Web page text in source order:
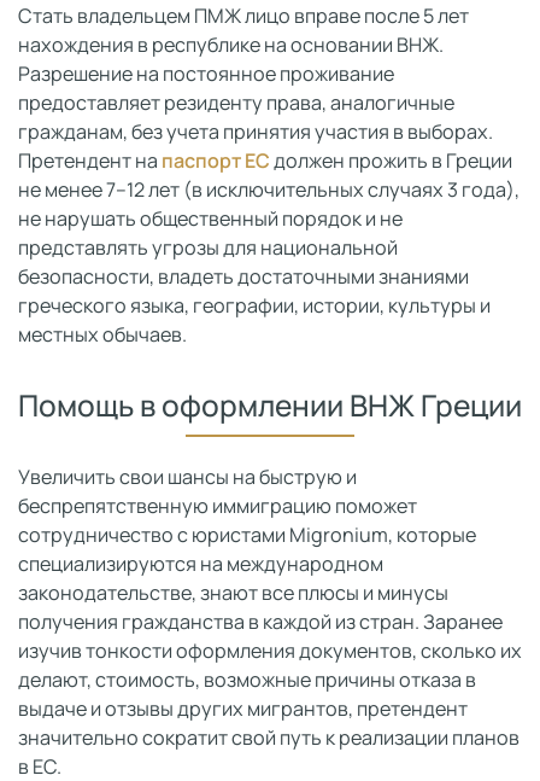
Стать владельцем ПМЖ лицо вправе после 5 лет
нахождения в республике на основании ВНЖ.
Разрешение на постоянное проживание
предоставляет резиденту права, аналогичные
гражданам, без учета принятия участия в выборах.
Претендент на паспорт ЕСдолжен прожить в Греции
не менее 7–12 лет (в исключительных случаях 3 года),
не нарушать общественный порядок и не
представлять угрозы для национальной
безопасности, владеть достаточными знаниями
греческого языка, географии, истории, культуры и
местных обычаев.
Помощь в оформлении ВНЖ Греции
Увеличить свои шансы на быструю и
беспрепятственную иммиграцию поможет
сотрудничество с юристами Migronium, которые
специализируются на международном
законодательстве, знают все плюсы и минусы
получения гражданства в каждой из стран. Заранее
изучив тонкости оформления документов, сколько их
делают, стоимость, возможные причины отказа в
выдаче и отзывы других мигрантов, претендент
значительно сократит свой путь к реализации планов
в ЕС.